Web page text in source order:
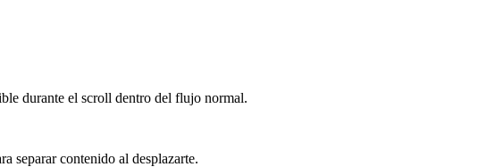
durante el scroll dentro del flujo normal.
separar contenido al desplazarte.